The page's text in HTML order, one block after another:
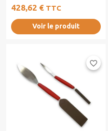
de murs, murets ou façades en...
428,62 € TTC
Voir le produit
favorite_border